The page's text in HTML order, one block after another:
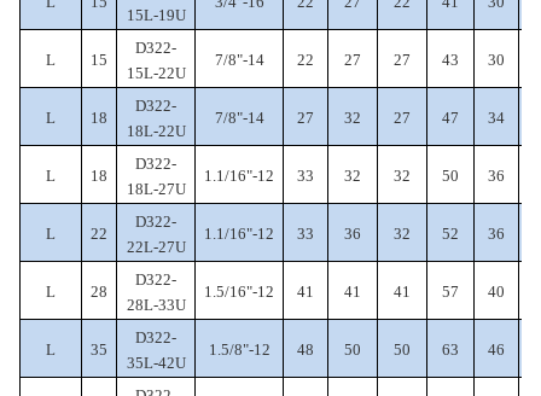
15L-19U
L 15
D322-
15L-22U
7/8"-14 22 27 27 43 30
L 18
D322-
18L-22U
7/8"-14 27 32 27 47 34
L 18
D322-
18L-27U
1.1/16"-12 33 32 32 50 36
L 22
D322-
22L-27U
1.1/16"-12 33 36 32 52 36
L 28
D322-
28L-33U
1.5/16"-12 41 41 41 57 40
L 35
D322-
35L-42U
1.5/8"-12 48 50 50 63 46